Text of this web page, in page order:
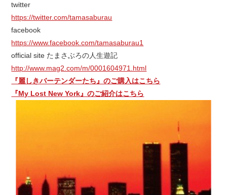
twitter
https://twitter.com/tamasaburau
facebook
https://www.facebook.com/tamasaburau1
official site たまさぶろの人生遊記
http://www.mag2.com/m/0001604971.html
『麗しきバーテンダーたち』のご購入はこちら
『My Lost New York』のご紹介はこちら